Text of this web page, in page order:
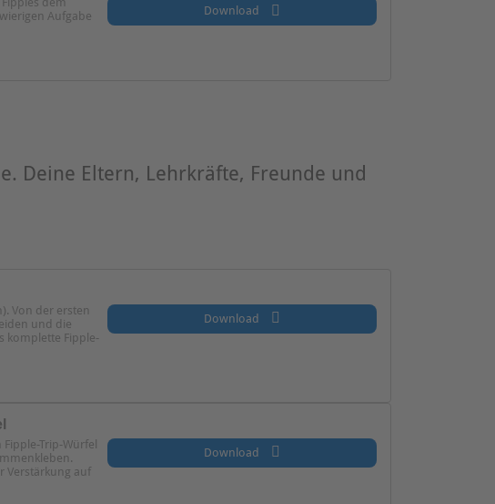
Aufgabe
Download
Deine Eltern, Lehrkräfte, Freunde und
Von der ersten
und die
komplette Fipple-
Download
Trip-Würfel
Verstärkung auf
Download